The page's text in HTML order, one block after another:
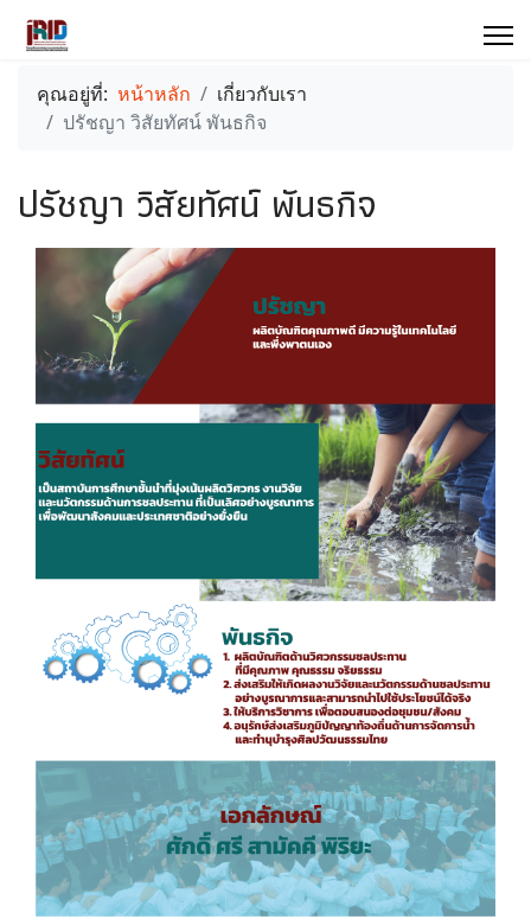
คุณอยู่ที่: หน้าหลัก
เกี่ยวกับเรา
ปรัชญา วิสัยทัศน์ พันธกิจ
ปรัชญา วิสัยทัศน์ พันธกิจ